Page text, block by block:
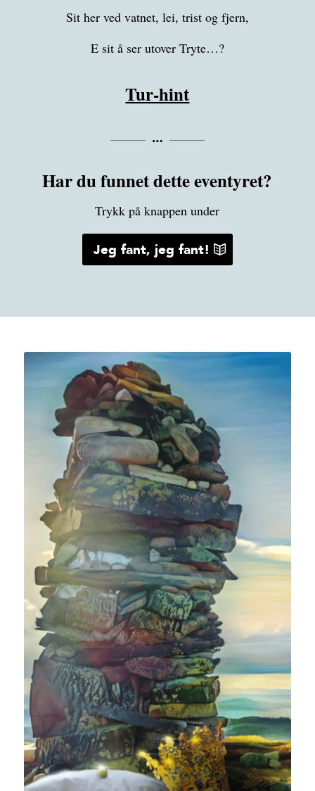
Sit her ved vatnet, lei, trist og fjern,
E sit å ser utover Tryte…?
Tur-hint
Har du funnet dette eventyret?
Trykk på knappen under
Jeg fant, jeg fant!